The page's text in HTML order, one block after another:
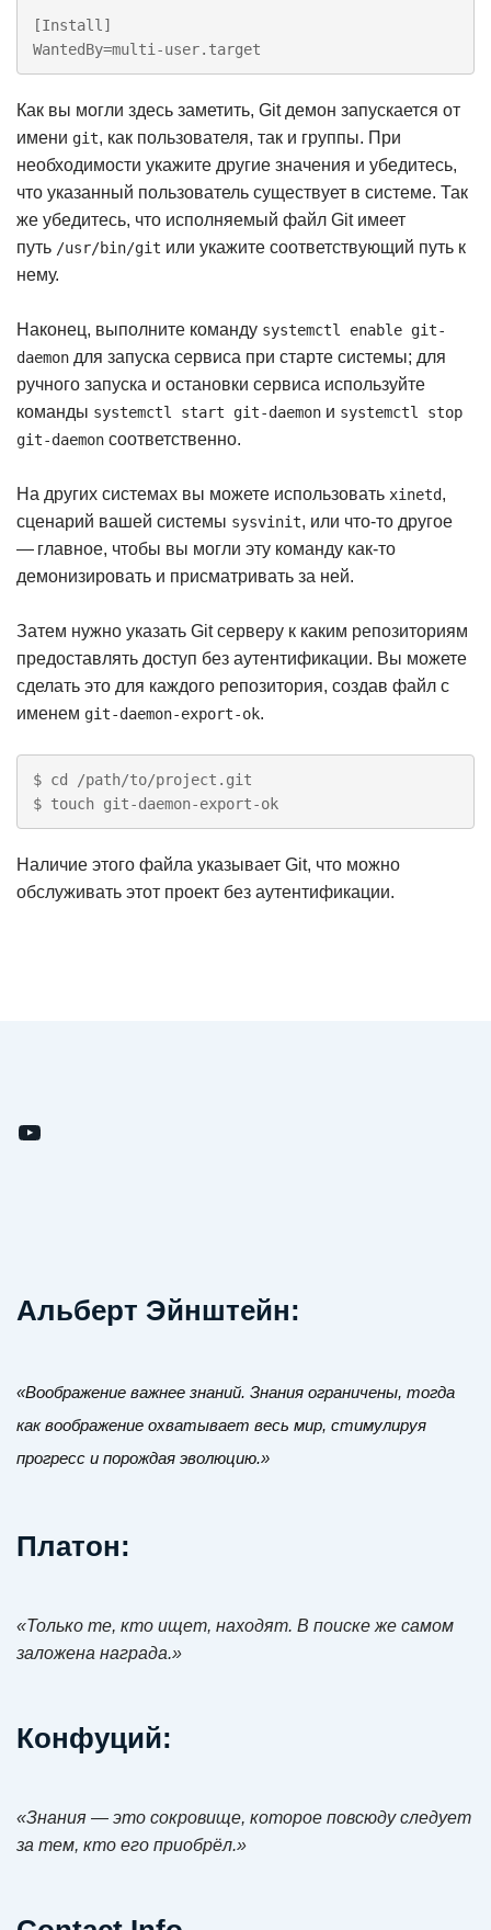
[Install]
WantedBy=multi-user.target
Как вы могли здесь заметить, Git демон запускается от
имени git, как пользователя, так и группы. При
необходимости укажите другие значения и убедитесь,
что указанный пользователь существует в системе. Так
же убедитесь, что исполняемый файл Git имеет
путь /usr/bin/git или укажите соответствующий путь к
нему.
Наконец, выполните команду systemctl enable git-
daemon для запуска сервиса при старте системы; для
ручного запуска и остановки сервиса используйте
команды systemctl start git-daemon и systemctl stop
git-daemon соответственно.
На других системах вы можете использовать xinetd,
сценарий вашей системы sysvinit, или что-то другое
— главное, чтобы вы могли эту команду как-то
демонизировать и присматривать за ней.
Затем нужно указать Git серверу к каким репозиториям
предоставлять доступ без аутентификации. Вы можете
сделать это для каждого репозитория, создав файл с
именем git-daemon-export-ok.
$ cd /path/to/project.git
$ touch git-daemon-export-ok
Наличие этого файла указывает Git, что можно
обслуживать этот проект без аутентификации.
YouTube
Альберт Эйнштейн:
«Воображение важнее знаний. Знания ограничены, тогда
как воображение охватывает весь мир, стимулируя
прогресс и порождая эволюцию.»
Платон:
«Только те, кто ищет, находят. В поиске же самом
заложена награда.»
Конфуций:
«Знания — это сокровище, которое повсюду следует
за тем, кто его приобрёл.»